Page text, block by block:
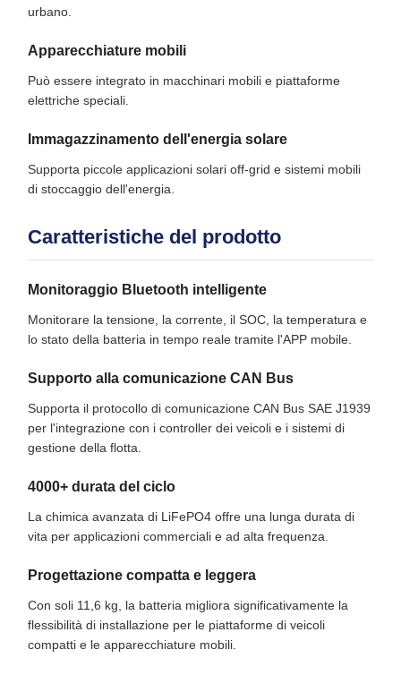
urbano.
Apparecchiature mobili
Può essere integrato in macchinari mobili e piattaforme
elettriche speciali.
Immagazzinamento dell'energia solare
Supporta piccole applicazioni solari off-grid e sistemi mobili
di stoccaggio dell'energia.
Caratteristiche del prodotto
Monitoraggio Bluetooth intelligente
Monitorare la tensione, la corrente, il SOC, la temperatura e
lo stato della batteria in tempo reale tramite l'APP mobile.
Supporto alla comunicazione CAN Bus
Supporta il protocollo di comunicazione CAN Bus SAE J1939
per l'integrazione con i controller dei veicoli e i sistemi di
gestione della flotta.
4000+ durata del ciclo
La chimica avanzata di LiFePO4 offre una lunga durata di
vita per applicazioni commerciali e ad alta frequenza.
Progettazione compatta e leggera
Con soli 11,6 kg, la batteria migliora significativamente la
flessibilità di installazione per le piattaforme di veicoli
compatti e le apparecchiature mobili.